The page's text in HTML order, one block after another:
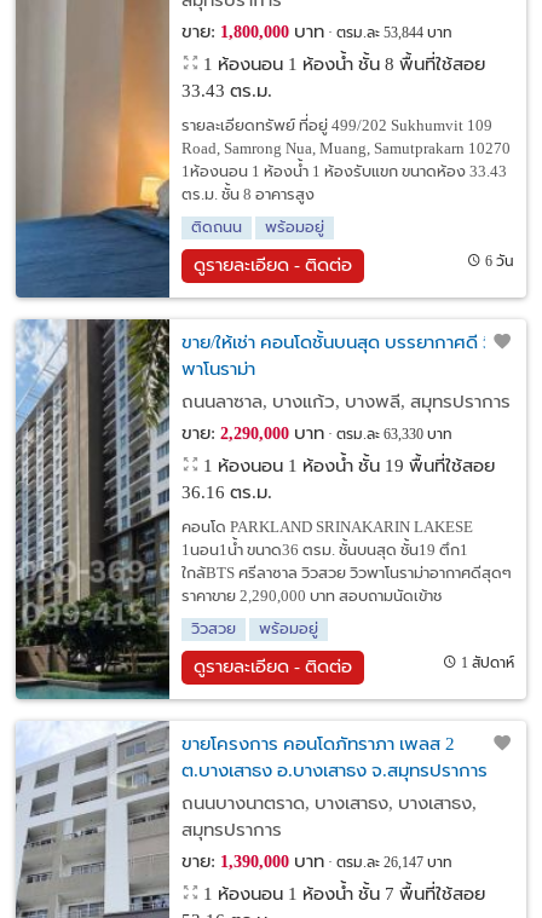
ขาย: 1,800,000บาท ตรม.ละ 53,844 บาท
1 ห้องนอน 1 ห้องน้ำ ชั้น 8 พื้นที่ใช้สอย
33.43 ตร.ม.
รายละเอียดทรัพย์ ที่อยู่ 499/202 Sukhumvit 109
Road, Samrong Nua, Muang, Samutprakarn 10270
1ห้องนอน 1 ห้องน้ำ 1 ห้องรับแขก ขนาดห้อง 33.43
ตร.ม. ชั้น 8 อาคารสูง
ติดถนน
พร้อมอยู่
ดูรายละเอียด - ติดต่อ 6 วัน
ขาย/ให้เช่า คอนโดชั้นบนสุด บรรยากาศดี วิว
พาโนราม่า
ถนนลาซาล, บางแก้ว, บางพลี, สมุทรปราการ
ขาย: 2,290,000บาท ตรม.ละ 63,330 บาท
1 ห้องนอน 1 ห้องน้ำ ชั้น 19 พื้นที่ใช้สอย
36.16 ตร.ม.
คอนโด PARKLAND SRINAKARIN LAKESE
1นอน1น้ำ ขนาด36 ตรม. ชั้นบนสุด ชั้น19 ตึก1
ใกล้BTS ศรีลาซาล วิวสวย วิวพาโนราม่าอากาศดีสุดๆ
ราคาขาย 2,290,000 บาท สอบถามนัดเข้าช
วิวสวย
พร้อมอยู่
ดูรายละเอียด - ติดต่อ 1 สัปดาห์
ขายโครงการ คอนโดภัทราภา เพลส 2
ต.บางเสาธง อ.บางเสาธง จ.สมุทรปราการ
ถนนบางนาตราด, บางเสาธง, บางเสาธง,
สมุทรปราการ
ขาย: 1,390,000บาท ตรม.ละ 26,147 บาท
1 ห้องนอน 1 ห้องน้ำ ชั้น 7 พื้นที่ใช้สอย